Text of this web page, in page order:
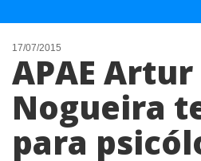
NOTÍCIAS
LISTA DIGITAL
17/07/2015
APAE Artur
Nogueira
para